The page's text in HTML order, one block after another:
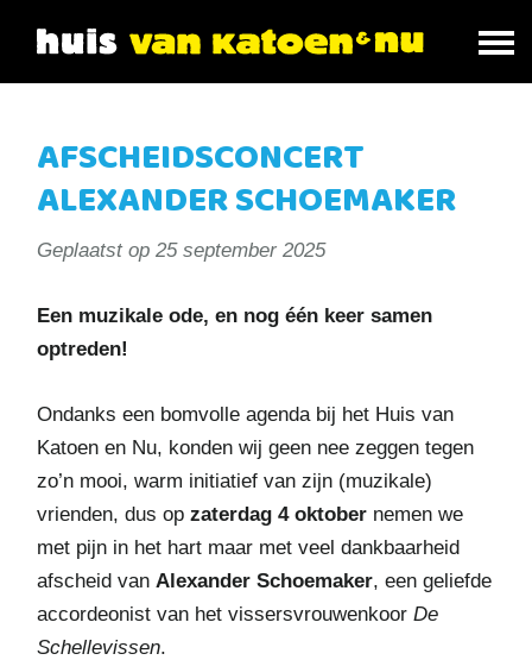
AFSCHEIDSCONCERT
ALEXANDER SCHOEMAKER
Geplaatst op25 september 2025
Een muzikale ode, en nog één keer samen
optreden!
Ondanks een bomvolle agenda bij het Huis van
Katoen en Nu, konden wij geen nee zeggen tegen
zo’n mooi, warm initiatief van zijn (muzikale)
vrienden, dus opzaterdag 4 oktober nemen we
met pijn in het hart maar met veel dankbaarheid
afscheid vanAlexander Schoemaker, een geliefde
accordeonist van het vissersvrouwenkoorDe
Schellevissen.